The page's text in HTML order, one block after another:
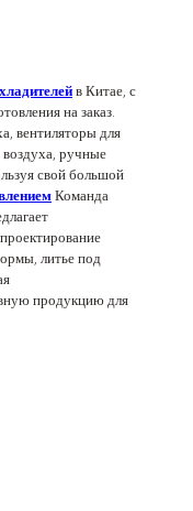
в Китае, с
на заказ.
вентиляторы для
воздуха, ручные
свой большой
Команда
литье под
продукцию для